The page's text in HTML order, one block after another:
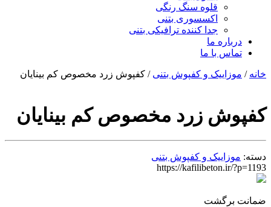
قلوه سنگ رنگی
اکسسوری بتنی
جدا کننده ترافیکی بتنی
درباره ما
تماس با ما
خانه / موزاییک و کفپوش بتنی / کفپوش زرد مخصوص کم بینایان
کفپوش زرد مخصوص کم بینایان
دسته: موزاییک و کفپوش بتنی
https://kafilibeton.ir/?p=1193
ضمانت برگشت